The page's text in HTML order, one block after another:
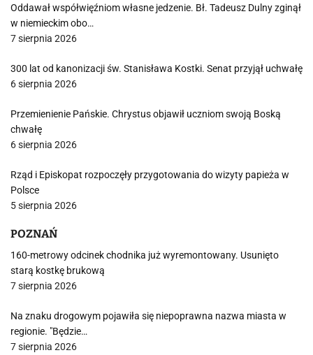
Oddawał współwięźniom własne jedzenie. Bł. Tadeusz Dulny zginął
w niemieckim obo…
7 sierpnia 2026
300 lat od kanonizacji św. Stanisława Kostki. Senat przyjął uchwałę
6 sierpnia 2026
Przemienienie Pańskie. Chrystus objawił uczniom swoją Boską
chwałę
6 sierpnia 2026
Rząd i Episkopat rozpoczęły przygotowania do wizyty papieża w
Polsce
5 sierpnia 2026
POZNAŃ
160-metrowy odcinek chodnika już wyremontowany. Usunięto
starą kostkę brukową
7 sierpnia 2026
Na znaku drogowym pojawiła się niepoprawna nazwa miasta w
regionie. "Będzie…
7 sierpnia 2026